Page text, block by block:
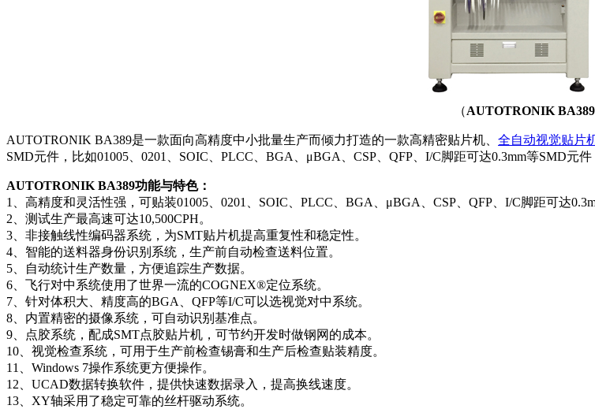
（AUTOTRONIK BA389
AUTOTRONIK BA389是一款面向高精度中小批量生产而倾力打造的一款高精密贴片机、 全自动视觉贴片
SMD元件，比如01005、0201、SOIC、PLCC、BGA、μBGA、CSP、QFP、I/C脚距可达0.3mm等SMD元
AUTOTRONIK BA389功能与特色：
1、高精度和灵活性强，可贴装01005、0201、SOIC、PLCC、BGA、μBGA、CSP、QFP、I/C脚距可达
2、测试生产最高速可达10,500CPH。
3、非接触线性编码器系统，为SMT贴片机提高重复性和稳定性。
4、智能的送料器身份识别系统，生产前自动检查送料位置。
5、自动统计生产数量，方便追踪生产数据。
6、飞行对中系统使用了世界一流的COGNEX®定位系统。
7、针对体积大、精度高的BGA、QFP等I/C可以选视觉对中系统。
8、内置精密的摄像系统，可自动识别基准点。
9、点胶系统，配成SMT点胶贴片机，可节约开发时做钢网的成本。
10、视觉检查系统，可用于生产前检查锡膏和生产后检查贴装精度。
11、Windows 7操作系统更方便操作。
12、UCAD数据转换软件，提供快速数据录入，提高换线速度。
13、XY轴采用了稳定可靠的丝杆驱动系统。